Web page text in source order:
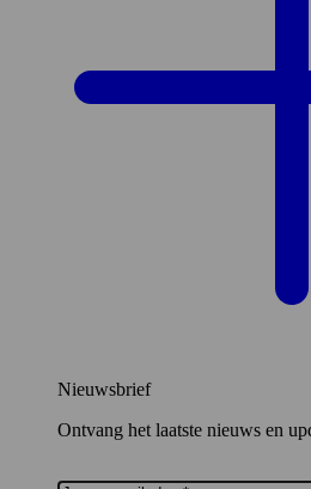
Nieuwsbrief
Ontvang het laatste nieuws en